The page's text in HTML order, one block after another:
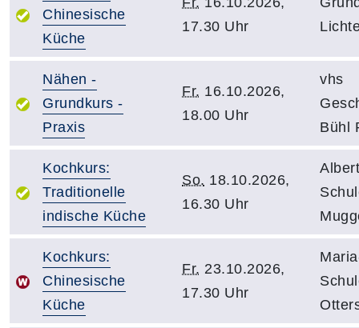
Chinesische
Küche
17.30 Uhr
Nähen -
Grundkurs -
Praxis
Fr. 16.10.2026,
18.00 Uhr
vhs
Bühl
Kochkurs:
Traditionelle
indische Küche
So. 18.10.2026,
16.30 Uhr
Kochkurs:
Chinesische
Küche
Fr. 23.10.2026,
17.30 Uhr